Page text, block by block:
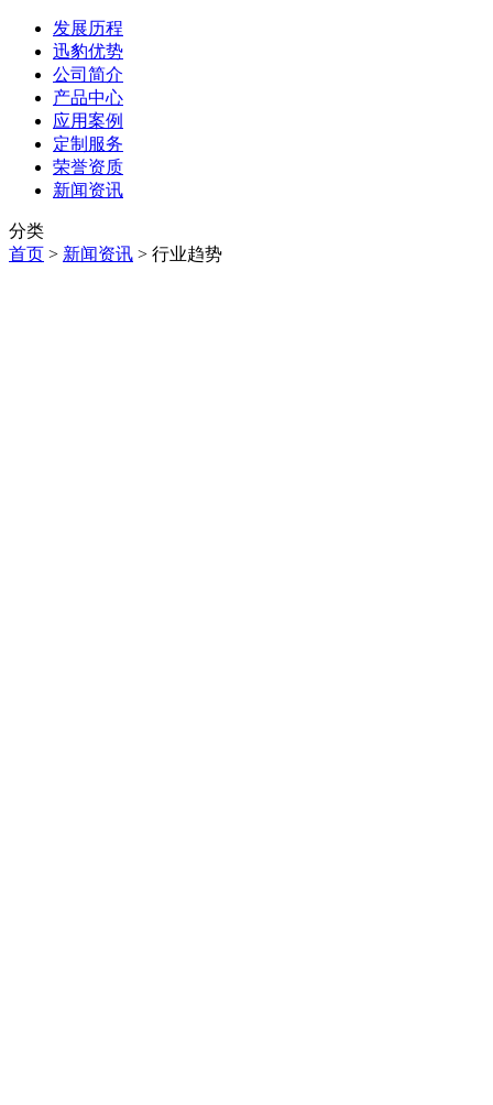
发展历程
迅豹优势
公司简介
产品中心
应用案例
定制服务
荣誉资质
新闻资讯
分类
首页 > 新闻资讯 > 行业趋势